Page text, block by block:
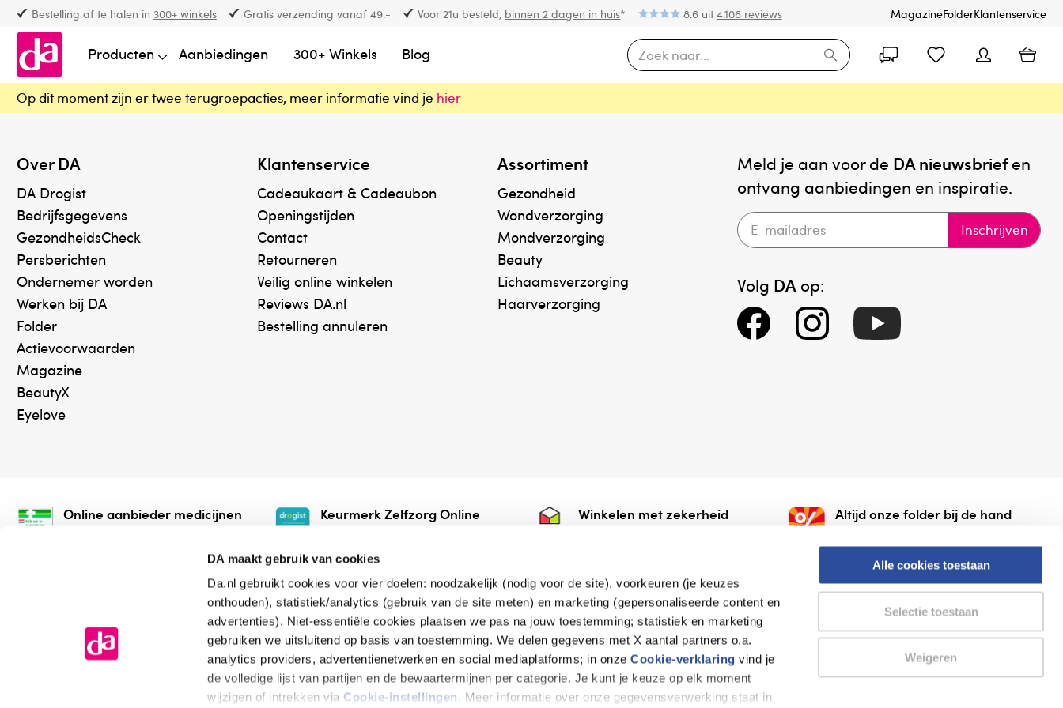
DA maakt gebruik van cookies
Da.nl gebruikt cookies voor vier doelen: noodzakelijk (nodig voor de site), voorkeuren (je keuzes
onthouden), statistiek/analytics (gebruik van de site meten) en marketing (gepersonaliseerde content en
advertenties). Niet-essentiële cookies plaatsen we pas na jouw toestemming; statistiek en marketing
gebruiken we uitsluitend op basis van toestemming. We delen gegevens met X aantal partners o.a.
analytics providers, advertentienetwerken en social mediaplatforms; in onzeCookie-verklaring vind je
de volledige lijst van partijen en de bewaartermijnen per categorie. Je kunt je keuze op elk moment
wijzigen of intrekken via Cookie-instellingen. Meer informatie over onze gegevensverwerking staat in
Alle cookies toestaan
Selectie toestaan
Weigeren
Bestelling af te halen in 300+ winkels Gratis verzending vanaf 49.- Voor 21u besteld, binnen 2 dagen in huis* 8.6 uit4.106 reviews MagazineFolderKlantenservice
Producten Aanbiedingen 300+ Winkels Blog
Op dit moment zijn er twee terugroepacties, meer informatie vind je hier
Over DA
DA Drogist
Bedrijfsgegevens
GezondheidsCheck
Persberichten
Ondernemer worden
Werken bij DA
Folder
Actievoorwaarden
Magazine
BeautyX
Eyelove
Klantenservice
Cadeaukaart & Cadeaubon
Openingstijden
Contact
Retourneren
Veilig online winkelen
Reviews DA.nl
Bestelling annuleren
Assortiment
Gezondheid
Wondverzorging
Mondverzorging
Beauty
Lichaamsverzorging
Haarverzorging
Meld je aan voor de DA nieuwsbriefen
ontvang aanbiedingen en inspiratie.
Inschrijven
Volg DA op:
Online aanbieder medicijnen
onze webshop mag verkopen.
Keurmerk Zelfzorg Online
online.
Winkelen met zekerheid Altijd onze folder bij de hand
AlleFolders.
de vriendelijke specialist
Algemene voorwaarden Cookieverklaring Disclaimer Privacy verklaring Thuiswinkel waarborg